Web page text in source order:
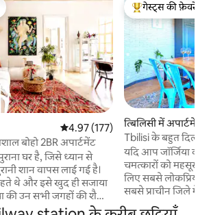
औसत रेटिंग 5 में से 4.97, 177 समीक्षाएँ
4.97 (177)
बोहो 2BR अपार्टमेंट
घर है, जिसे ध्यान से
शान वापस लाई गई है।
थे और इसे खुद ही सजाया
की उन सभी जगहों की शैली
की, जो हमें सबसे
गेस्ट्स का टॉप फ़ेवरेट
गेस्ट्स की फ़ेवरेट
त्बिलिसी में अपार्टमेंट
Tbilisi के बहुत दिल में
यदि आप जॉर्जिया की
चमत्कारों को महसूस
लिए सबसे लोकप्रिय
सबसे प्राचीन जिले में
लक्ज़री अपार्टमेंट में